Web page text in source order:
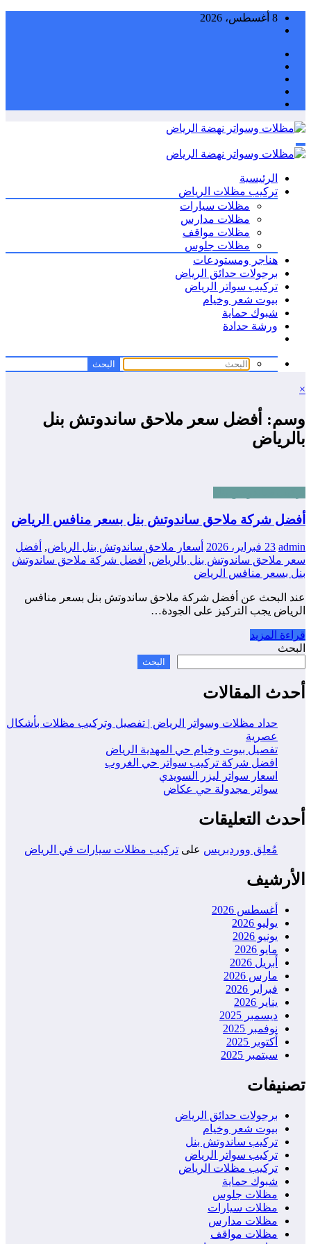
التجاوز8 أغسطس، 2026
الرئيسية
تركيب مظلات الرياض
مظلات سيارات
مظلات مدارس
مظلات مواقف
مظلات جلوس
هناجر ومستودعات
برجولات حدائق الرياض
تركيب سواتر الرياض
بيوت شعر وخيام
شبوك حماية
ورشة حدادة
×
وسم: أفضل سعر ملاحق ساندوتش بنل
بالرياض
أفضل شركة ملاحق ساندوتش بنل بسعر منافس الرياض
admin 23 فبراير، 2026 أسعار ملاحق ساندوتش بنل الرياض, أفضل
سعر ملاحق ساندوتش بنل بالرياض, أفضل شركة ملاحق ساندوتش
بنل بسعر منافس الرياض
عند البحث عن أفضل شركة ملاحق ساندوتش بنل بسعر منافس
الرياض يجب التركيز على الجودة…
قراءة المزيد
البحث
البحث
أحدث المقالات
حداد مظلات وسواتر الرياض | تفصيل وتركيب مظلات بأشكال
عصرية
تفصيل بيوت وخيام حي المهدية الرياض
افضل شركة تركيب سواتر حي الغروب
اسعار سواتر ليزر السويدي
سواتر مجدولة حي عكاض
أحدث التعليقات
مُعلِق ووردبريس على تركيب مظلات سيارات في الرياض
الأرشيف
أغسطس 2026
يوليو 2026
يونيو 2026
مايو 2026
أبريل 2026
مارس 2026
فبراير 2026
يناير 2026
ديسمبر 2025
نوفمبر 2025
أكتوبر 2025
سبتمبر 2025
تصنيفات
برجولات حدائق الرياض
بيوت شعر وخيام
تركيب ساندوتش بنل
تركيب سواتر الرياض
تركيب مظلات الرياض
شبوك حماية
مظلات جلوس
مظلات سيارات
مظلات مدارس
مظلات مواقف